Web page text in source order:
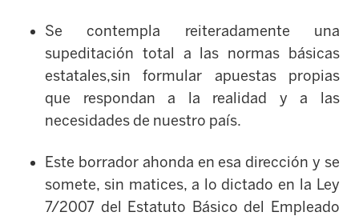
Se contempla reiteradamente una
supeditación total a las normas básicas
estatales,sin formular apuestas propias
que respondan a la realidad y a las
necesidades de nuestro país.
Este borrador ahonda en esa dirección y se
somete, sin matices, a lo dictado en la Ley
7/2007 del Estatuto Básico del Empleado